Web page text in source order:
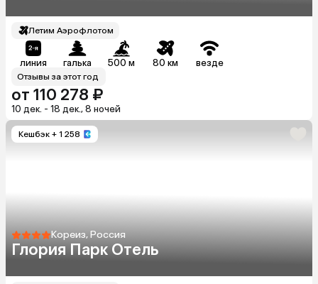
Летим Аэрофлотом
линия галька 500 м 80 км везде
Отзывы за этот год
от 110 278 ₽
10 дек. - 18 дек., 8 ночей
Кешбэк + 1 258
Кореиз, Россия
Глория Парк Отель